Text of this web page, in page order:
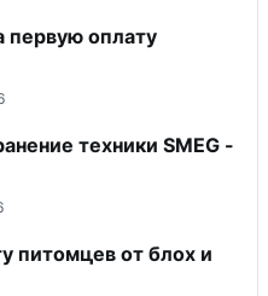
первую оплату
техники SMEG -
питомцев от блох и